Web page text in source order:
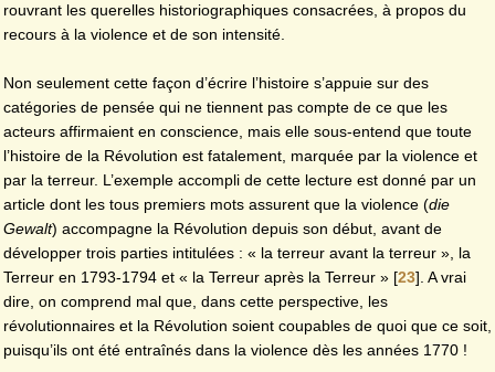
rouvrant les querelles historiographiques consacrées, à propos du
recours à la violence et de son intensité.
Non seulement cette façon d’écrire l’histoire s’appuie sur des
catégories de pensée qui ne tiennent pas compte de ce que les
acteurs affirmaient en conscience, mais elle sous-entend que toute
l’histoire de la Révolution est fatalement, marquée par la violence et
par la terreur. L’exemple accompli de cette lecture est donné par un
article dont les tous premiers mots assurent que la violence (die
Gewalt) accompagne la Révolution depuis son début, avant de
développer trois parties intitulées : « la terreur avant la terreur », la
Terreur en 1793-1794 et « la Terreur après la Terreur » [23] . A vrai
dire, on comprend mal que, dans cette perspective, les
révolutionnaires et la Révolution soient coupables de quoi que ce soit,
puisqu’ils ont été entraînés dans la violence dès les années 1770 !